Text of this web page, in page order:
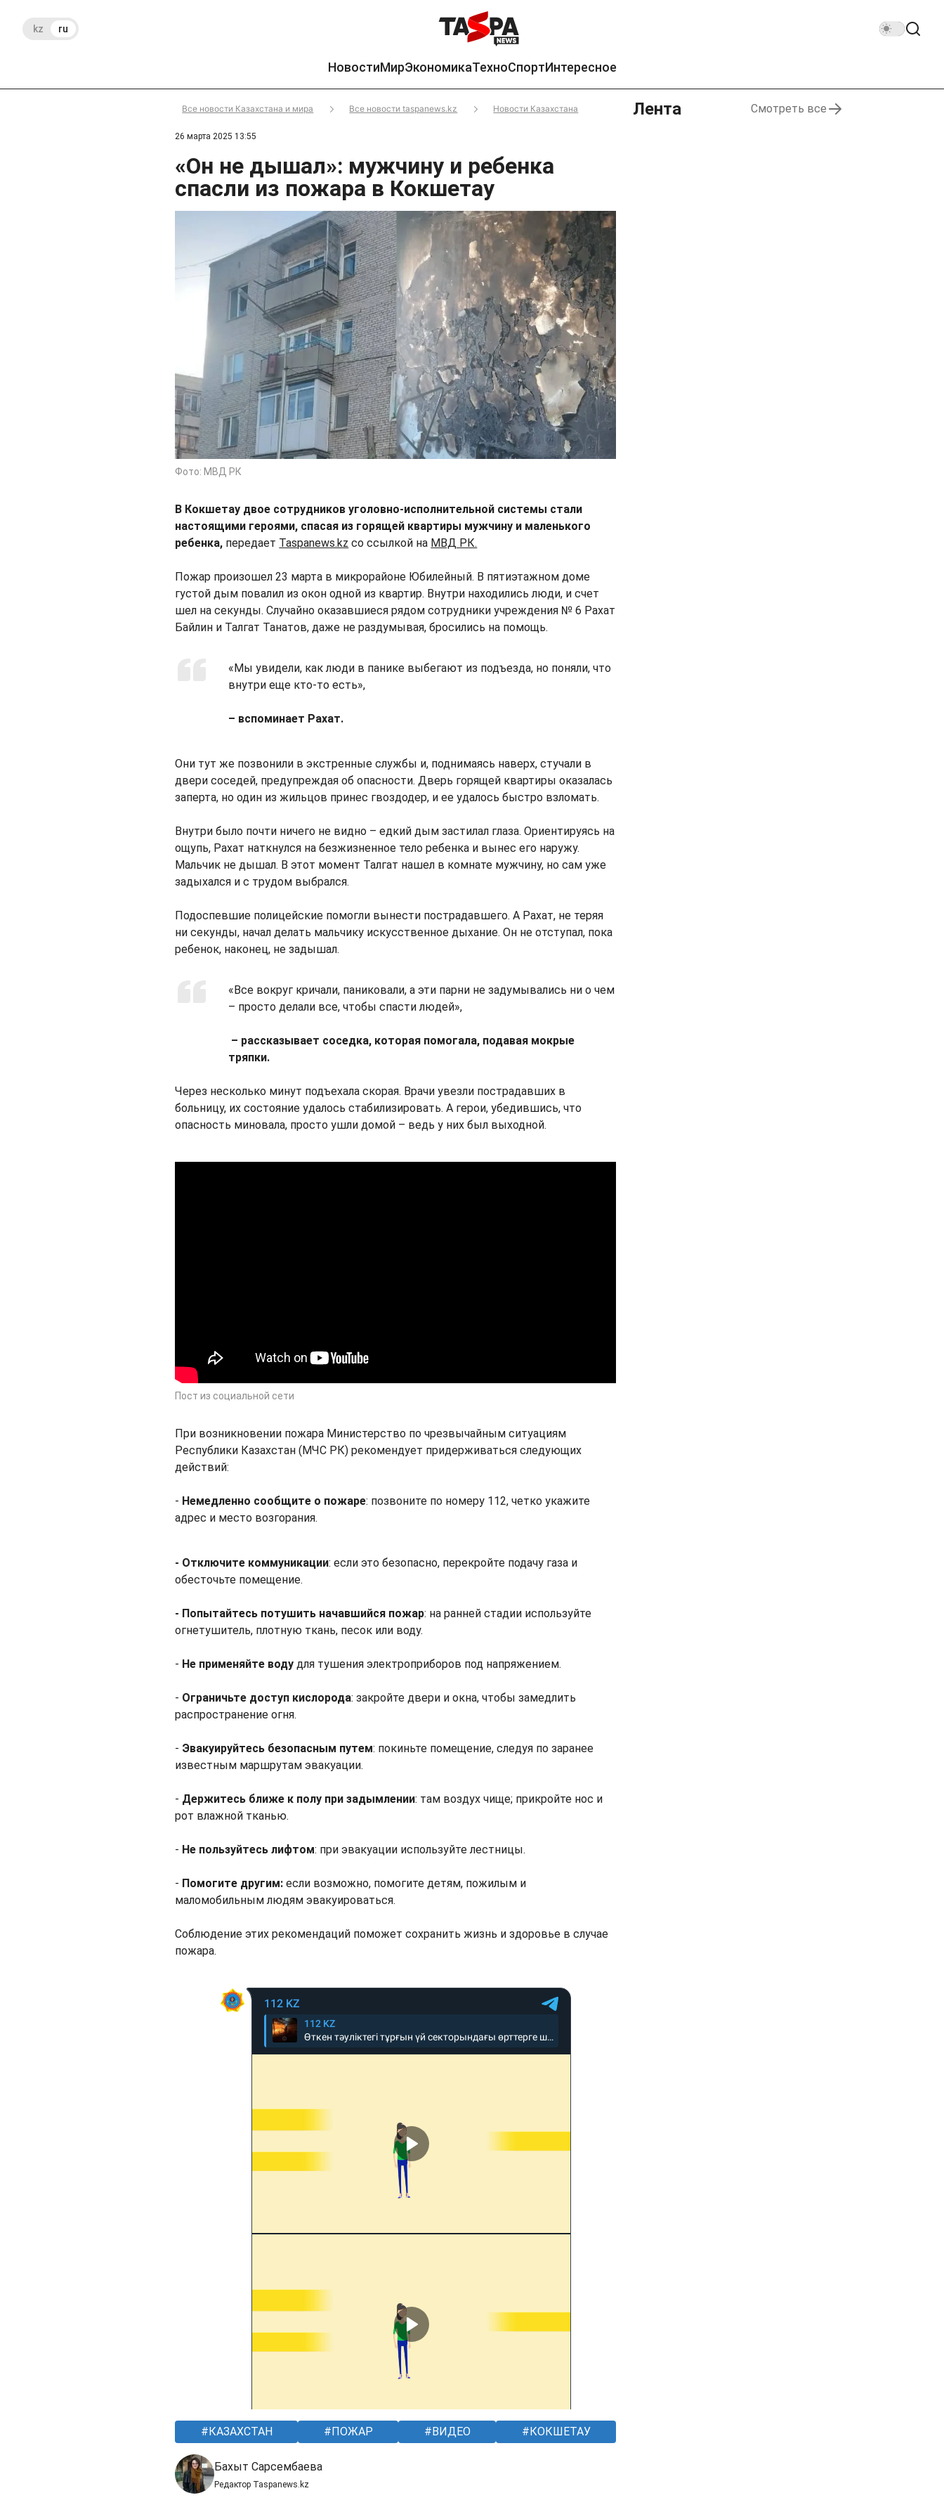
kz ru
НовостиМирЭкономикаТехноСпортИнтересное
Все новости Казахстана и мира Все новости taspanews.kz Новости Казахстана
26 марта 2025 13:55
«Он не дышал»: мужчину и ребенка
спасли из пожара в Кокшетау
Фото: МВД РК
В Кокшетау двое сотрудников уголовно-исполнительной системы стали
настоящими героями, спасая из горящей квартиры мужчину и маленького
ребенка, передает Taspanews.kz со ссылкой на МВД РК.
Пожар произошел 23 марта в микрорайоне Юбилейный. В пятиэтажном доме
густой дым повалил из окон одной из квартир. Внутри находились люди, и счет
шел на секунды. Случайно оказавшиеся рядом сотрудники учреждения № 6 Рахат
Байлин и Талгат Танатов, даже не раздумывая, бросились на помощь.
«Мы увидели, как люди в панике выбегают из подъезда, но поняли, что
внутри еще кто-то есть»,
– вспоминает Рахат.
Они тут же позвонили в экстренные службы и, поднимаясь наверх, стучали в
двери соседей, предупреждая об опасности. Дверь горящей квартиры оказалась
заперта, но один из жильцов принес гвоздодер, и ее удалось быстро взломать.
Внутри было почти ничего не видно – едкий дым застилал глаза. Ориентируясь на
ощупь, Рахат наткнулся на безжизненное тело ребенка и вынес его наружу.
Мальчик не дышал. В этот момент Талгат нашел в комнате мужчину, но сам уже
задыхался и с трудом выбрался.
Подоспевшие полицейские помогли вынести пострадавшего. А Рахат, не теряя
ни секунды, начал делать мальчику искусственное дыхание. Он не отступал, пока
ребенок, наконец, не задышал.
«Все вокруг кричали, паниковали, а эти парни не задумывались ни о чем
– просто делали все, чтобы спасти людей»,
– рассказывает соседка, которая помогала, подавая мокрые
тряпки.
Через несколько минут подъехала скорая. Врачи увезли пострадавших в
больницу, их состояние удалось стабилизировать. А герои, убедившись, что
опасность миновала, просто ушли домой – ведь у них был выходной.
Пост из социальной сети
При возникновении пожара Министерство по чрезвычайным ситуациям
Республики Казахстан (МЧС РК) рекомендует придерживаться следующих
действий:
- Немедленно сообщите о пожаре: позвоните по номеру 112, четко укажите
адрес и место возгорания.
- Отключите коммуникации: если это безопасно, перекройте подачу газа и
обесточьте помещение.
- Попытайтесь потушить начавшийся пожар: на ранней стадии используйте
огнетушитель, плотную ткань, песок или воду.
- Не применяйте водудля тушения электроприборов под напряжением.
- Ограничьте доступ кислорода: закройте двери и окна, чтобы замедлить
распространение огня.
- Эвакуируйтесь безопасным путем: покиньте помещение, следуя по заранее
известным маршрутам эвакуации.
- Держитесь ближе к полу при задымлении: там воздух чище; прикройте нос и
рот влажной тканью.
- Не пользуйтесь лифтом: при эвакуации используйте лестницы.
- Помогите другим: если возможно, помогите детям, пожилым и
маломобильным людям эвакуироваться.
Соблюдение этих рекомендаций поможет сохранить жизнь и здоровье в случае
пожара.
КАЗАХСТАН ПОЖАР ВИДЕО КОКШЕТАУ
Бахыт Сарсембаева
Редактор Taspanews.kz
Лента Смотреть все